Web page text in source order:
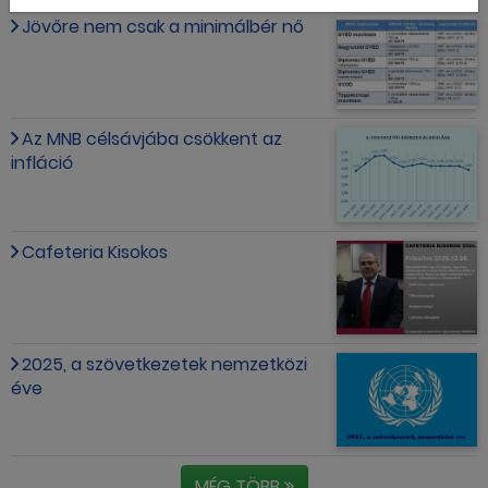
Jövőre nem csak a minimálbér nő
Az MNB célsávjába csökkent az
infláció
Cafeteria Kisokos
2025, a szövetkezetek nemzetközi
éve